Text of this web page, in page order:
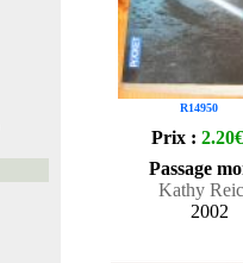
R14950
Prix : 2.20€
Passage
Kathy
2002